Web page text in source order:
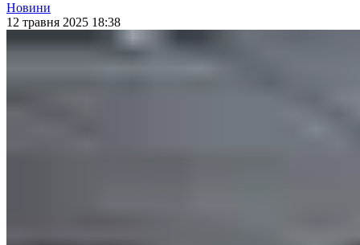
Новини
12 травня 2025 18:38